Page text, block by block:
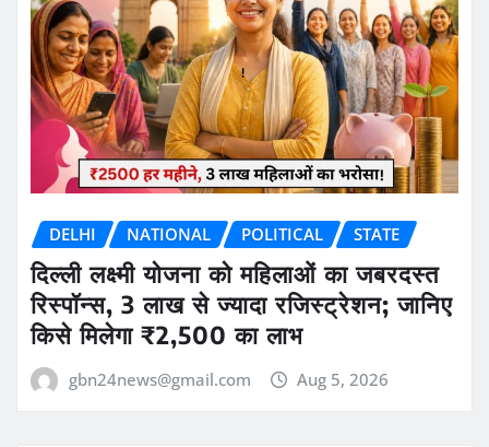
DELHI NATIONAL POLITICAL STATE
दिल्ली लक्ष्मी योजना को महिलाओं का जबरदस्त
रिस्पॉन्स, 3 लाख से ज्यादा रजिस्ट्रेशन; जानिए
किसे मिलेगा ₹2,500 का लाभ
gbn24news@gmail.com Aug 5, 2026